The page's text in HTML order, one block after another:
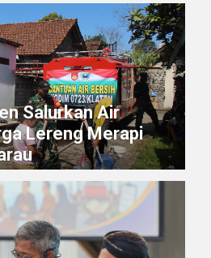
Salurkan Air
Lereng Merapi